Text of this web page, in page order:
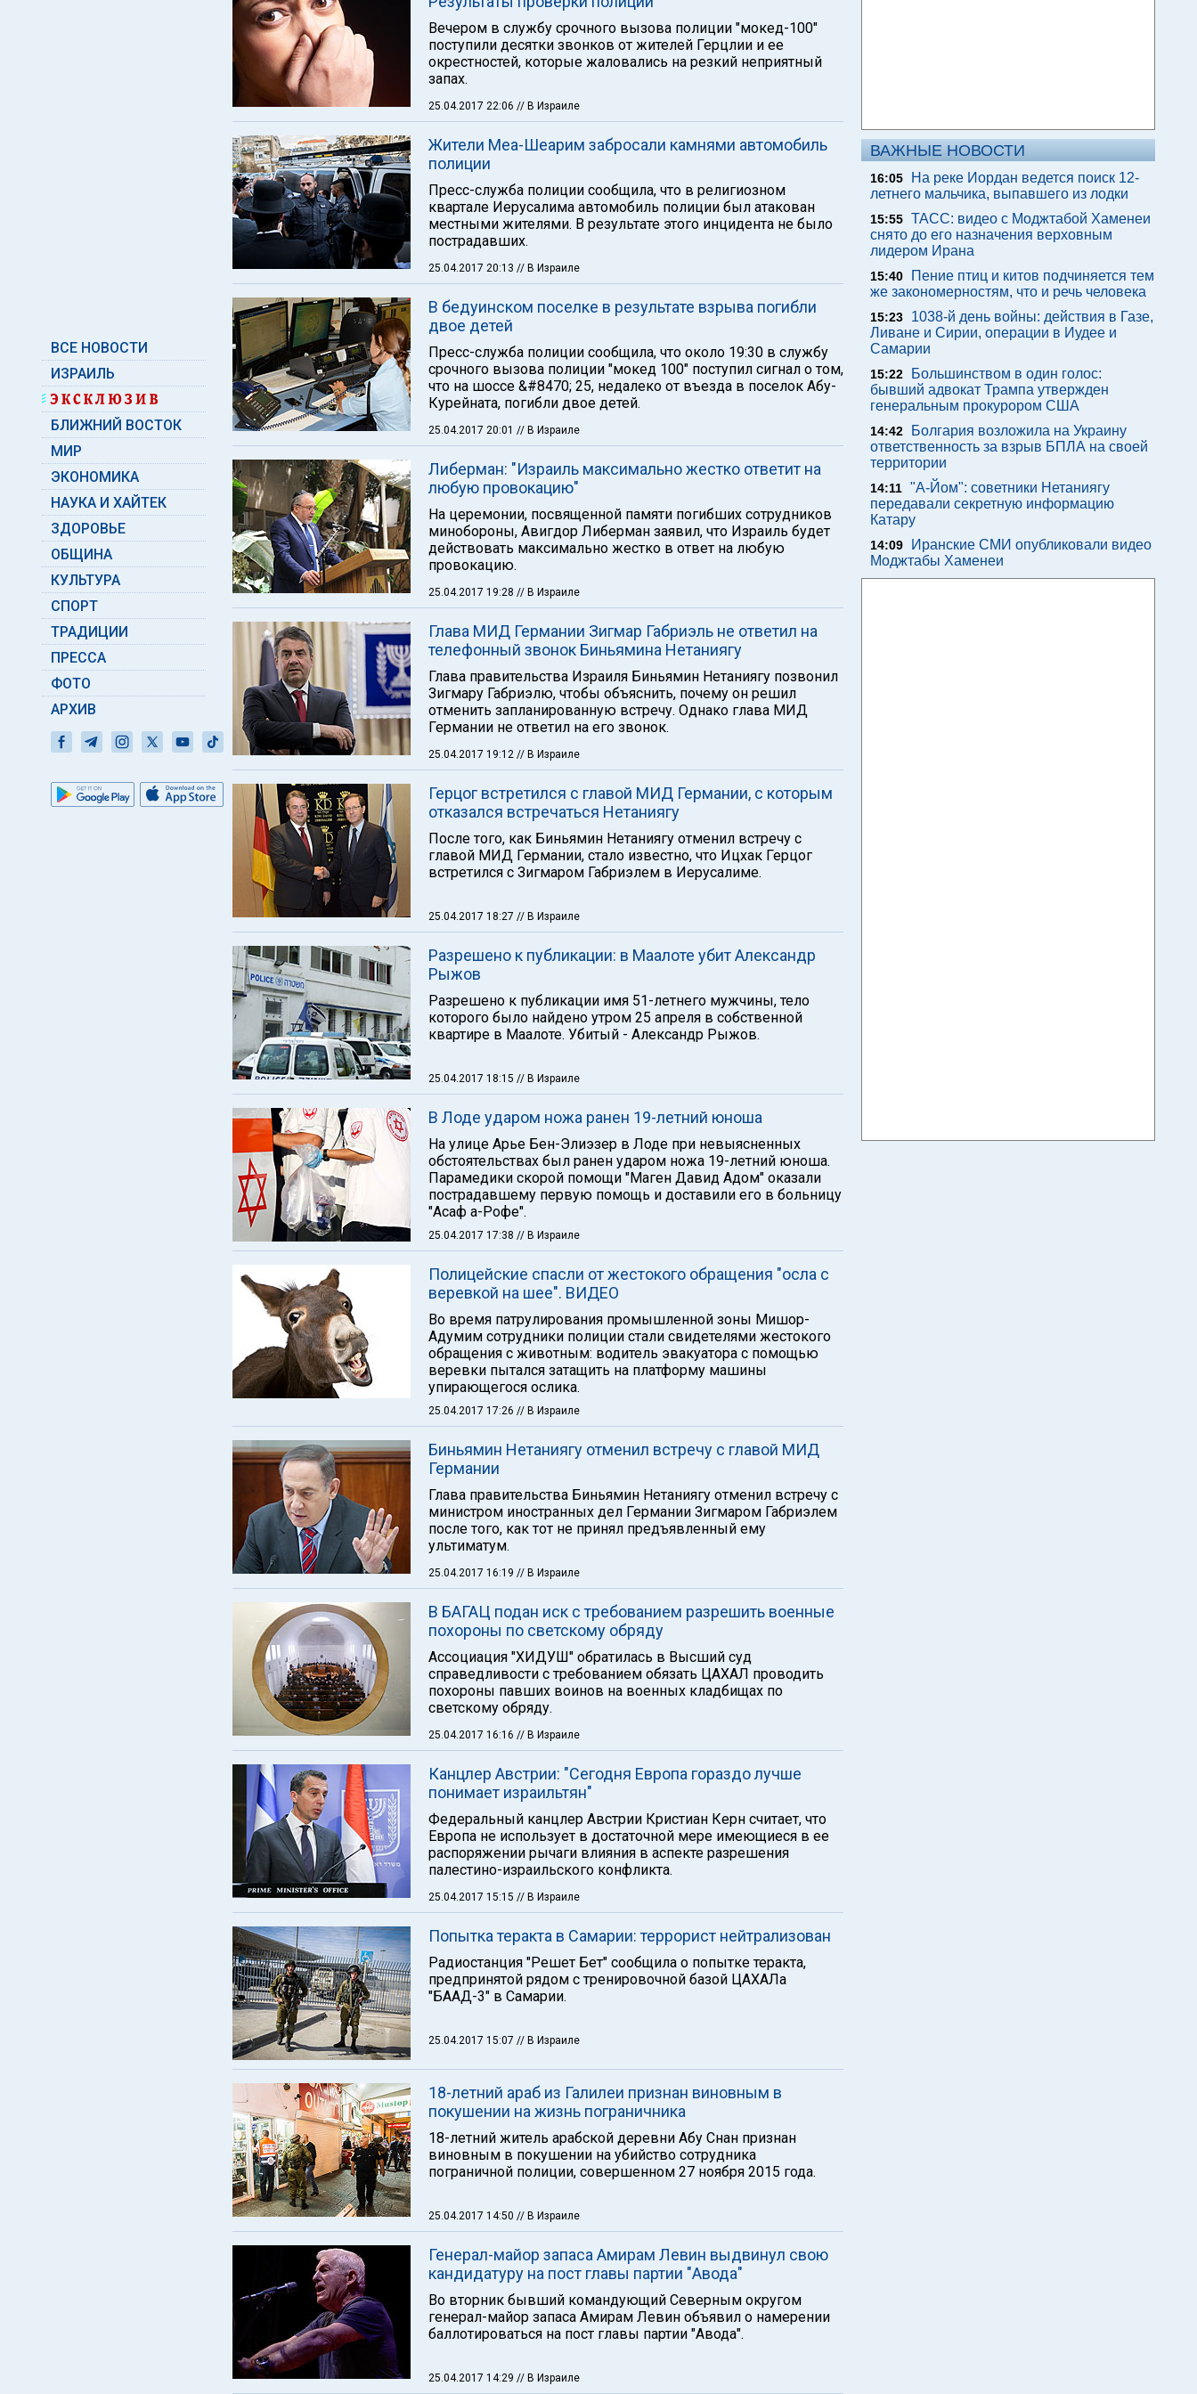
ВСЕ НОВОСТИ
ИЗРАИЛЬ
БЛИЖНИЙ ВОСТОК
МИР
ЭКОНОМИКА
НАУКА И ХАЙТЕК
ЗДОРОВЬЕ
ОБЩИНА
КУЛЬТУРА
СПОРТ
ТРАДИЦИИ
ПРЕССА
ФОТО
АРХИВ
Вечером в службу срочного вызова полиции "мокед-100"
поступили десятки звонков от жителей Герцлии и ее
окрестностей, которые жаловались на резкий неприятный
запах.
25.04.2017 22:06 // В Израиле
Жители Меа-Шеарим забросали камнями автомобиль
полиции
Пресс-служба полиции сообщила, что в религиозном
квартале Иерусалима автомобиль полиции был атакован
местными жителями. В результате этого инцидента не было
пострадавших.
25.04.2017 20:13 // В Израиле
В бедуинском поселке в результате взрыва погибли
двое детей
Пресс-служба полиции сообщила, что около 19:30 в службу
срочного вызова полиции "мокед 100" поступил сигнал о том,
что на шоссе &#8470; 25, недалеко от въезда в поселок Абу-
Курейната, погибли двое детей.
25.04.2017 20:01 // В Израиле
Либерман: "Израиль максимально жестко ответит на
любую провокацию"
На церемонии, посвященной памяти погибших сотрудников
минобороны, Авигдор Либерман заявил, что Израиль будет
действовать максимально жестко в ответ на любую
провокацию.
25.04.2017 19:28 // В Израиле
Глава МИД Германии Зигмар Габриэль не ответил на
телефонный звонок Биньямина Нетаниягу
Глава правительства Израиля Биньямин Нетаниягу позвонил
Зигмару Габриэлю, чтобы объяснить, почему он решил
отменить запланированную встречу. Однако глава МИД
Германии не ответил на его звонок.
25.04.2017 19:12 // В Израиле
Герцог встретился с главой МИД Германии, с которым
отказался встречаться Нетаниягу
После того, как Биньямин Нетаниягу отменил встречу с
главой МИД Германии, стало известно, что Ицхак Герцог
встретился с Зигмаром Габриэлем в Иерусалиме.
25.04.2017 18:27 // В Израиле
Разрешено к публикации: в Маалоте убит Александр
Рыжов
Разрешено к публикации имя 51-летнего мужчины, тело
которого было найдено утром 25 апреля в собственной
квартире в Маалоте. Убитый - Александр Рыжов.
25.04.2017 18:15 // В Израиле
В Лоде ударом ножа ранен 19-летний юноша
На улице Арье Бен-Элиэзер в Лоде при невыясненных
обстоятельствах был ранен ударом ножа 19-летний юноша.
Парамедики скорой помощи "Маген Давид Адом" оказали
пострадавшему первую помощь и доставили его в больницу
"Асаф а-Рофе".
25.04.2017 17:38 // В Израиле
Полицейские спасли от жестокого обращения "осла с
веревкой на шее". ВИДЕО
Во время патрулирования промышленной зоны Мишор-
Адумим сотрудники полиции стали свидетелями жестокого
обращения с животным: водитель эвакуатора с помощью
веревки пытался затащить на платформу машины
упирающегося ослика.
25.04.2017 17:26 // В Израиле
Биньямин Нетаниягу отменил встречу с главой МИД
Германии
Глава правительства Биньямин Нетаниягу отменил встречу с
министром иностранных дел Германии Зигмаром Габриэлем
после того, как тот не принял предъявленный ему
ультиматум.
25.04.2017 16:19 // В Израиле
В БАГАЦ подан иск с требованием разрешить военные
похороны по светскому обряду
Ассоциация "ХИДУШ" обратилась в Высший суд
справедливости с требованием обязать ЦАХАЛ проводить
похороны павших воинов на военных кладбищах по
светскому обряду.
25.04.2017 16:16 // В Израиле
Канцлер Австрии: "Сегодня Европа гораздо лучше
понимает израильтян"
Федеральный канцлер Австрии Кристиан Керн считает, что
Европа не использует в достаточной мере имеющиеся в ее
распоряжении рычаги влияния в аспекте разрешения
палестино-израильского конфликта.
25.04.2017 15:15 // В Израиле
Попытка теракта в Самарии: террорист нейтрализован
Радиостанция "Решет Бет" сообщила о попытке теракта,
предпринятой рядом с тренировочной базой ЦАХАЛа
"БААД-3" в Самарии.
25.04.2017 15:07 // В Израиле
18-летний араб из Галилеи признан виновным в
покушении на жизнь пограничника
18-летний житель арабской деревни Абу Снан признан
виновным в покушении на убийство сотрудника
пограничной полиции, совершенном 27 ноября 2015 года.
25.04.2017 14:50 // В Израиле
Генерал-майор запаса Амирам Левин выдвинул свою
кандидатуру на пост главы партии "Авода"
Во вторник бывший командующий Северным округом
генерал-майор запаса Амирам Левин объявил о намерении
баллотироваться на пост главы партии "Авода".
25.04.2017 14:29 // В Израиле
ВАЖНЫЕ НОВОСТИ
16:05
На реке Иордан ведется поиск 12-
летнего мальчика, выпавшего из лодки
15:55 ТАСС: видео с Моджтабой Хаменеи
снято до его назначения верховным
лидером Ирана
15:40
Пение птиц и китов подчиняется тем
же закономерностям, что и речь человека
15:23
1038-й день войны: действия в Газе,
Ливане и Сирии, операции в Иудее и
Самарии
15:22
Большинством в один голос:
бывший адвокат Трампа утвержден
генеральным прокурором США
14:42
Болгария возложила на Украину
ответственность за взрыв БПЛА на своей
территории
14:11 "А-Йом": советники Нетаниягу
передавали секретную информацию
Катару
14:09
Иранские СМИ опубликовали видео
Моджтабы Хаменеи